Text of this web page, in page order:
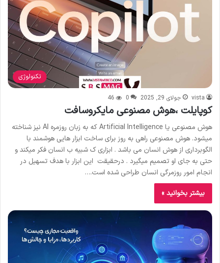
تکنولوژی
vista جولای 29, 2025 0
46
کوپایلت ،هوش مصنوعی مایکروسافت
هوش مصنوعی یا Artificial Intelligence که به زبان روزمره AI نیز شناخته
میشود. هوش مصنوعی راهی به روز برای ساخت ابزار هایی هوشمند با
الگوبرداری از هوش انسان می باشد . ابزاری ک شبیه ب انسان فکر میکند و
حتی به جای او تصمیم میگیرد . درحقیقت این ابزار با هدف تسهیل در
انجام امور روزمرگی انسان طراحی شده است.…
بیشتر بخوانید »